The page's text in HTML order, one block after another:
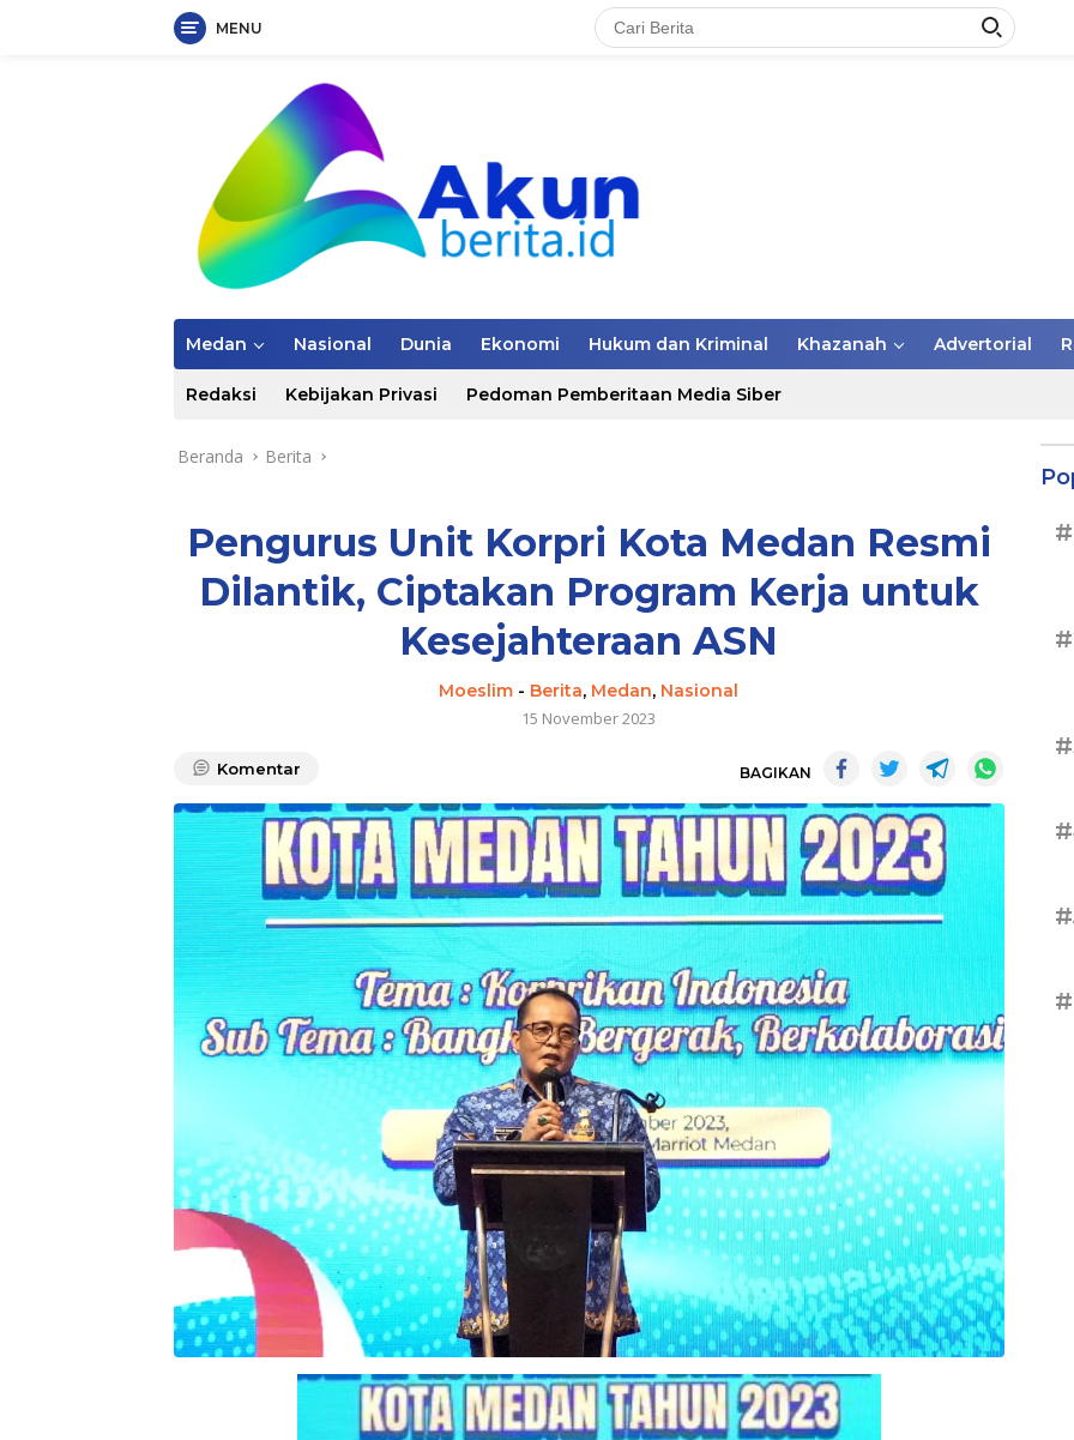
MENU
Medan Nasional Dunia Ekonomi Hukum dan Kriminal Khazanah Advertorial
Redaksi Kebijakan Privasi Pedoman Pemberitaan Media Siber
Beranda Berita
Pengurus Unit Korpri Kota Medan Resmi
Dilantik, Ciptakan Program Kerja untuk
Kesejahteraan ASN
Moeslim - Berita, Medan, Nasional
15 November 2023
Komentar BAGIKAN